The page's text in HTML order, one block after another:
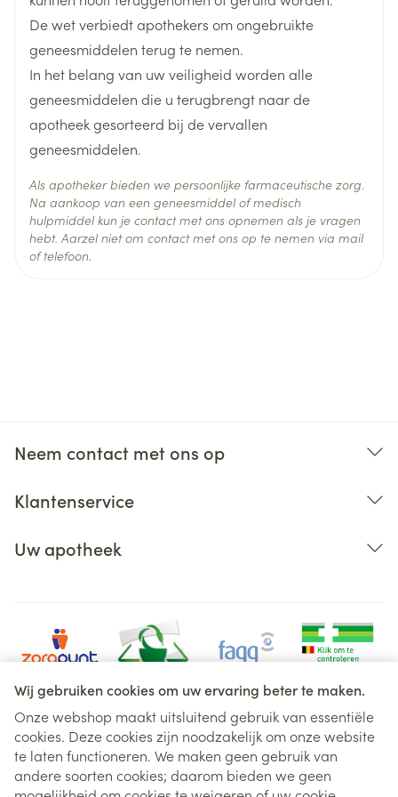
Wij gebruiken cookies om uw ervaring beter te maken.
Onze webshop maakt uitsluitend gebruik van essentiële
cookies. Deze cookies zijn noodzakelijk om onze website
te laten functioneren. We maken geen gebruik van
andere soorten cookies; daarom bieden we geen
de astma verergeren. Verschillende
neuropsychiatrische voorvallen (bijvoorbeeld
veranderingen in gedrag en stemming, depressie
en suïcidaal gedrag) zijn gemeld bij patiënten van
alle leeftijden die montelukast gebruikten (zie
rubriek 4). Neem contact op met uw arts als u
dergelijke symptomen ontwikkelt tijdens het gebruik
van montelukast. Kinderen en jongeren tot 18 jaar
Geef dit geneesmiddel niet aan kinderen jonger dan
15 jaar. Er zijn verschillende vormen van dit
geneesmiddel beschikbaar voor pediatrische
Actieve
Ingrediënten
montelukast natrium
Behoud Kamertemperatuur (15°C - 25°C)
De wet verbiedt apothekers om ongebruikte
geneesmiddelen terug te nemen.
In het belang van uw veiligheid worden alle
geneesmiddelen die u terugbrengt naar de
apotheek gesorteerd bij de vervallen
geneesmiddelen.
Als apotheker bieden we persoonlijke farmaceutische zorg.
Na aankoop van een geneesmiddel of medisch
hulpmiddel kun je contact met ons opnemen als je vragen
hebt. Aarzel niet om contact met ons op te nemen via mail
of telefoon.
Neem contact met ons op
Klantenservice
Uw apotheek
Juridische links